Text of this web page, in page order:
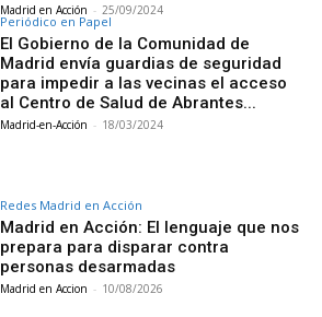
Madrid en Acción - 25/09/2024
Periódico en Papel
El Gobierno de la Comunidad de
Madrid envía guardias de seguridad
para impedir a las vecinas el acceso
al Centro de Salud de Abrantes...
Madrid-en-Acción - 18/03/2024
Redes Madrid en Acción
Madrid en Acción: El lenguaje que nos
prepara para disparar contra
personas desarmadas
Madrid en Accion - 10/08/2026